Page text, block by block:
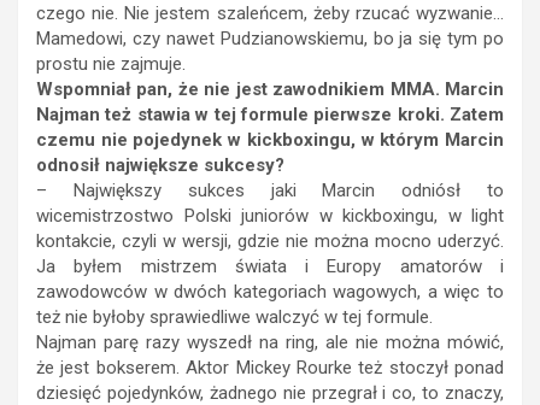
czego nie. Nie jestem szaleńcem, żeby rzucać wyzwanie…
Mamedowi, czy nawet Pudzianowskiemu, bo ja się tym po
prostu nie zajmuje.
Wspomniał pan, że nie jest zawodnikiem MMA. Marcin
Najman też stawia w tej formule pierwsze kroki. Zatem
czemu nie pojedynek w kickboxingu, w którym Marcin
odnosił największe sukcesy?
– Największy sukces jaki Marcin odniósł to
wicemistrzostwo Polski juniorów w kickboxingu, w light
kontakcie, czyli w wersji, gdzie nie można mocno uderzyć.
Ja byłem mistrzem świata i Europy amatorów i
zawodowców w dwóch kategoriach wagowych, a więc to
też nie byłoby sprawiedliwe walczyć w tej formule.
Najman parę razy wyszedł na ring, ale nie można mówić,
że jest bokserem. Aktor Mickey Rourke też stoczył ponad
dziesięć pojedynków, żadnego nie przegrał i co, to znaczy,